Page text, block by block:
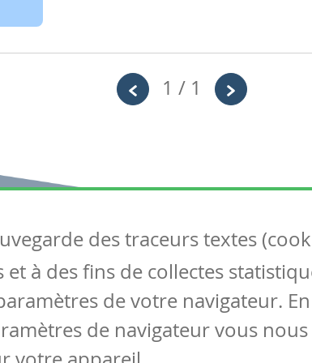
1 / 1
Articles
Tous les articles
Articles DYS
Circulaires
des traceurs textes
à des fins de collectes
de votre navigateur.
de navigateur vous